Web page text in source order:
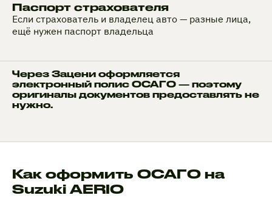
Паспорт страхователя
Если страхователь и владелец авто — разные лица,
ещё нужен паспорт владельца
Через Зацени оформляется
электронный полис ОСАГО — поэтому
оригиналы документов предоставлять не
нужно.
Как оформить ОСАГО на
Suzuki AERIO